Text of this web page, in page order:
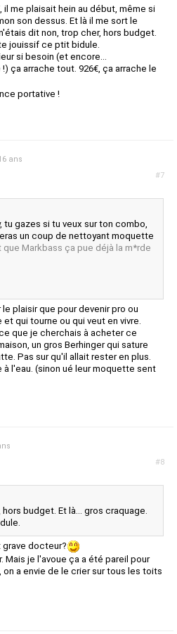
me plaisait hein au début, même si
son dessus. Et là il me sort le
dit non, trop cher, hors budget.
jouissif ce ptit bidule.
si besoin (et encore...
ça arrache tout. 926€, ça arrache le
portative !
#7
ans
tu gazes si tu veux sur ton combo,
un coup de nettoyant moquette
Markbass ça pue déjà la m*rde
plaisir que pour devenir pro ou
qui tourne ou qui veut en vivre.
que je cherchais à acheter ce
un gros Berhinger qui sature
Pas sur qu'il allait rester en plus.
l'eau. (sinon ué leur moquette sent
#8
budget. Et là... gros craquage.
docteur?
Mais je l'avoue ça a été pareil pour
on a envie de le crier sur tous les toits